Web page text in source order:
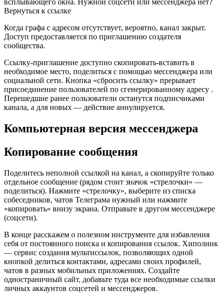
всплывающего окна. Нужной соцсети или мессенджера нет?
Вернуться к ссылке
Когда графа с адресом отсутствует, вероятно, канал закрыт.
Доступ предоставляется по приглашению создателя
сообщества.
Ссылку-приглашение доступно скопировать-вставить в
необходимое место, поделиться с помощью мессенджера или
социальной сети. Кнопка «сбросить ссылку» прерывает
присоединение пользователей по сгенерированному адресу .
Перешедшие ранее пользователи останутся подписчиками
канала, а для новых — действие аннулируется.
Компьютерная версия мессенджера
Копирование сообщения
Поделитесь неполной ссылкой на канал, а скопируйте только
отдельное сообщение (рядом стоит значок «стрелочки» —
поделиться). Нажмите «стрелочку», выберите из списка
собеседников, чатов Телеграма нужный или нажмите
«копировать» внизу экрана. Отправьте в другом мессенджере
(соцсети).
В конце расскажем о полезном инструменте для избавления
себя от постоянного поиска и копирования ссылок. Хиполинк
— сервис создания мультиссылок, позволяющих одной
кнопкой делиться контактами, адресами своих профилей,
чатов в разных мобильных приложениях. Создайте
одностраничный сайт, добавьте туда все необходимые ссылки
личных аккаунтов соцсетей и мессенджеров.